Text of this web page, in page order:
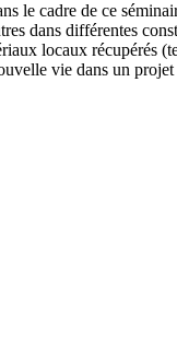
le cadre de ce
dans différentes
locaux récupérés
vie dans un